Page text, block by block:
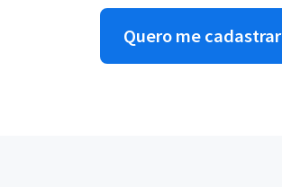
Quero me cadastrar